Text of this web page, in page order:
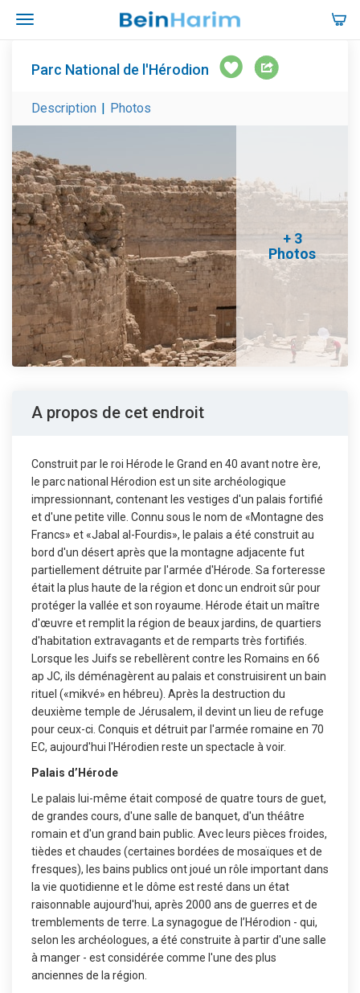
Parc National de l'Hérodion
Description | Photos
+ 3
Photos
A propos de cet endroit
Construit par le roi Hérode le Grand en 40 avant notre ère,
le parc national Hérodion est un site archéologique
impressionnant, contenant les vestiges d'un palais fortifié
et d'une petite ville. Connu sous le nom de «Montagne des
Francs» et «Jabal al-Fourdis», le palais a été construit au
bord d'un désert après que la montagne adjacente fut
partiellement détruite par l'armée d'Hérode. Sa forteresse
était la plus haute de la région et donc un endroit sûr pour
protéger la vallée et son royaume. Hérode était un maître
d'œuvre et remplit la région de beaux jardins, de quartiers
d'habitation extravagants et de remparts très fortifiés.
Lorsque les Juifs se rebellèrent contre les Romains en 66
ap JC, ils déménagèrent au palais et construisirent un bain
rituel («mikvé» en hébreu). Après la destruction du
deuxième temple de Jérusalem, il devint un lieu de refuge
pour ceux-ci. Conquis et détruit par l'armée romaine en 70
EC, aujourd'hui l'Hérodien reste un spectacle à voir.
Palais d’Hérode
Le palais lui-même était composé de quatre tours de guet,
de grandes cours, d'une salle de banquet, d'un théâtre
romain et d'un grand bain public. Avec leurs pièces froides,
tièdes et chaudes (certaines bordées de mosaïques et de
fresques), les bains publics ont joué un rôle important dans
la vie quotidienne et le dôme est resté dans un état
raisonnable aujourd'hui, après 2000 ans de guerres et de
tremblements de terre. La synagogue de l’Hérodion - qui,
selon les archéologues, a été construite à partir d'une salle
à manger - est considérée comme l'une des plus
anciennes de la région.